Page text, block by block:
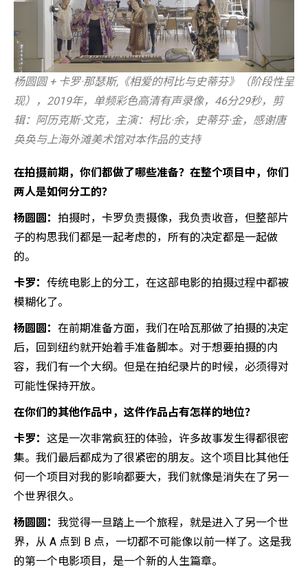
杨圆圆 + 卡罗·那瑟斯,《相爱的柯比与史蒂芬》（阶段性呈
现），2019年，单频彩色高清有声录像，46分29秒，剪
辑：阿历克斯·文克，主演：柯比·余，史蒂芬·金，感谢唐
奂奂与上海外滩美术馆对本作品的支持
在拍摄前期，你们都做了哪些准备？在整个项目中，你们
两人是如何分工的？
杨圆圆： 拍摄时，卡罗负责摄像，我负责收音，但整部片
子的构思我们都是一起考虑的，所有的决定都是一起做
的。
卡罗： 传统电影上的分工，在这部电影的拍摄过程中都被
模糊化了。
杨圆圆： 在前期准备方面，我们在哈瓦那做了拍摄的决定
后，回到纽约就开始着手准备脚本。对于想要拍摄的内
容，我们有一个大纲。但是在拍纪录片的时候，必须得对
可能性保持开放。
在你们的其他作品中，这件作品占有怎样的地位？
卡罗： 这是一次非常疯狂的体验，许多故事发生得都很密
集。我们最后都成为了很紧密的朋友。这个项目比其他任
何一个项目对我的影响都要大，我们就像是消失在了另一
个世界很久。
杨圆圆： 我觉得一旦踏上一个旅程，就是进入了另一个世
界，从 A 点到 B 点，一切都不可能像以前一样了。这是我
的第一个电影项目，是一个新的人生篇章。